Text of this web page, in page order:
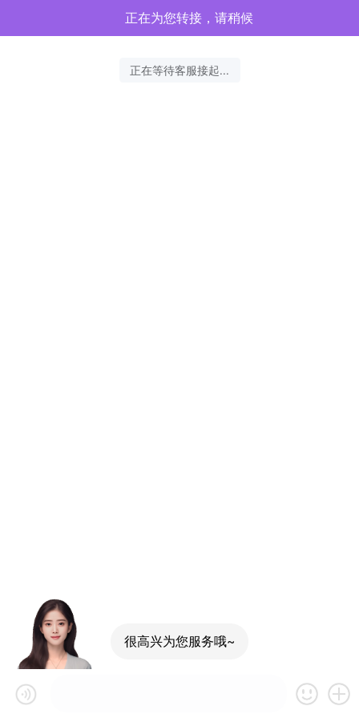
正在为您转接，请稍候
正在等待客服接起...
很高兴为您服务哦~